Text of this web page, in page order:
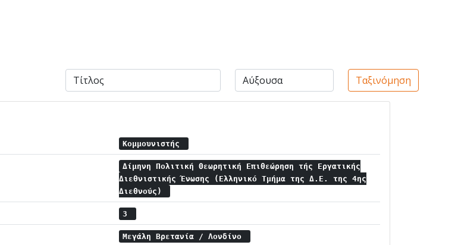
Ταξινόμηση
Κομμουνιστής
Δίμηνη Πολιτική Θεωρητική Επιθεώρηση τής Εργατικής
Διεθνιστικής Ένωσης (Ελληνικό Τμήμα της Δ.Ε. της 4ης
Διεθνούς)
3
Μεγάλη Βρετανία / Λονδίνο